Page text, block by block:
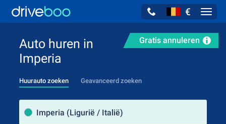
€
Gratis annuleren
Auto huren in
Imperia
Huurauto zoeken Geavanceerd zoeken
Imperia (Ligurië / Italië)